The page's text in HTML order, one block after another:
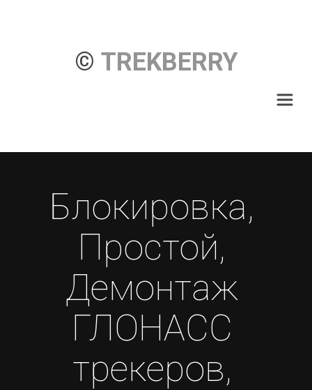
© TREKBERRY
Блокировка,
Простой,
Демонтаж
ГЛОНАСС
трекеров,